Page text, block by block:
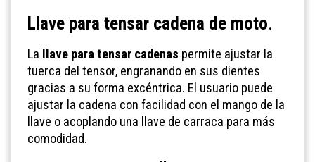
Llave para tensar cadena de moto.
La llave para tensar cadenas permite ajustar la
tuerca del tensor, engranando en sus dientes
gracias a su forma excéntrica. El usuario puede
ajustar la cadena con facilidad con el mango de la
llave o acoplando una llave de carraca para más
comodidad.